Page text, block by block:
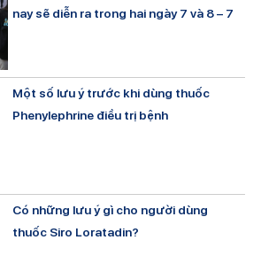
nay sẽ diễn ra trong hai ngày 7 và 8 – 7
Một số lưu ý trước khi dùng thuốc
Phenylephrine điều trị bệnh
Có những lưu ý gì cho người dùng
thuốc Siro Loratadin?